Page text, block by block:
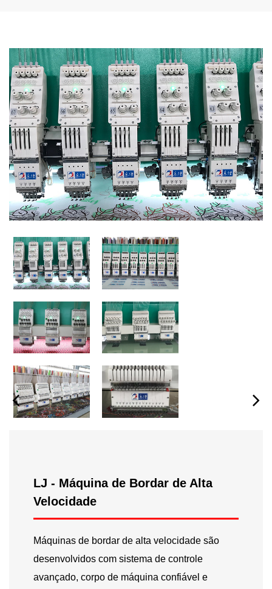
LJ - Máquina de Bordar de Alta
Velocidade
Máquinas de bordar de alta velocidade são
desenvolvidos com sistema de controle
avançado, corpo de máquina confiável e